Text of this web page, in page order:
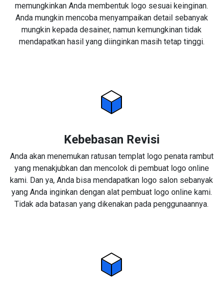
memungkinkan Anda membentuk logo sesuai keinginan.
Anda mungkin mencoba menyampaikan detail sebanyak
mungkin kepada desainer, namun kemungkinan tidak
mendapatkan hasil yang diinginkan masih tetap tinggi.
Kebebasan Revisi
Anda akan menemukan ratusan templat logo penata rambut
yang menakjubkan dan mencolok di pembuat logo online
kami. Dan ya, Anda bisa mendapatkan logo salon sebanyak
yang Anda inginkan dengan alat pembuat logo online kami.
Tidak ada batasan yang dikenakan pada penggunaannya.